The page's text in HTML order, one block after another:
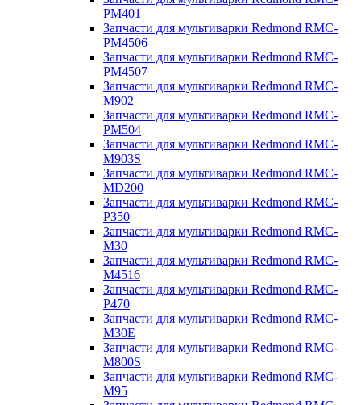
PM401
Запчасти для мультиварки Redmond RMC-
PM4506
Запчасти для мультиварки Redmond RMC-
PM4507
Запчасти для мультиварки Redmond RMC-
M902
Запчасти для мультиварки Redmond RMC-
PM504
Запчасти для мультиварки Redmond RMC-
M903S
Запчасти для мультиварки Redmond RMC-
MD200
Запчасти для мультиварки Redmond RMC-
P350
Запчасти для мультиварки Redmond RMC-
M30
Запчасти для мультиварки Redmond RMC-
M4516
Запчасти для мультиварки Redmond RMC-
P470
Запчасти для мультиварки Redmond RMC-
M30E
Запчасти для мультиварки Redmond RMC-
M800S
Запчасти для мультиварки Redmond RMC-
M95